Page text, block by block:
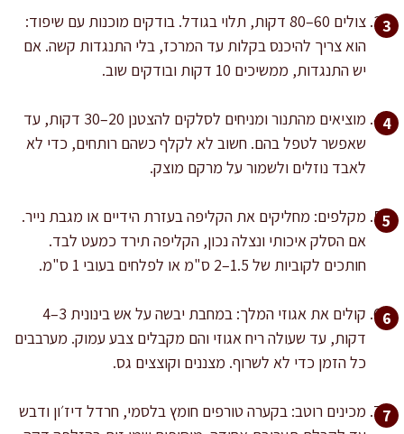
צולים 60–80 דקות, תלוי בגודל. בודקים מוכנות עם שיפוד:
הוא צריך להיכנס בקלות עד המרכז, בלי התנגדות קשה. אם
יש התנגדות, ממשיכים 10 דקות ובודקים שוב.
מוציאים מהתנור ומניחים לסלקים להצטנן 20–30 דקות, עד
שאפשר לטפל בהם. חשוב לא לקלף כשהם רותחים, כדי לא
לאבד נוזלים ולשמור על מרקם מוצק.
מקלפים: מחליקים את הקליפה בעזרת הידיים או מגבת נייר.
אם הסלק איכותי ונצלה נכון, הקליפה תירד כמעט לבד.
חותכים לקוביות של 1.5–2 ס"מ או לפלחים בעובי 1 ס"מ.
קולים את אגוזי המלך: במחבת יבשה על אש בינונית 3–4
דקות, עד שעולה ריח אגוזי והם מקבלים צבע עמוק. מערבבים
כל הזמן כדי לא לשרוף. מצננים וקוצצים גס.
מכינים רוטב: בקערה טורפים חומץ בלסמי, חרדל דיז׳ון ודבש